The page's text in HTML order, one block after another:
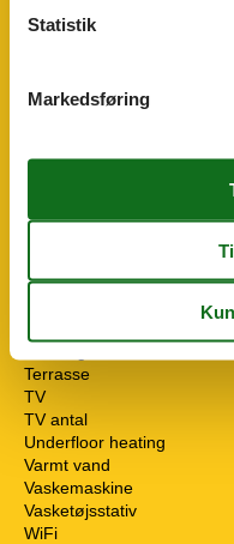
Røgalarm
Skoskab
Sofa
Spejl
Spisepladser
Terrasse
TV
TV antal
Underfloor heating
Varmt vand
Vaskemaskine
Vasketøjsstativ
WiFi
Statistik
Markedsføring